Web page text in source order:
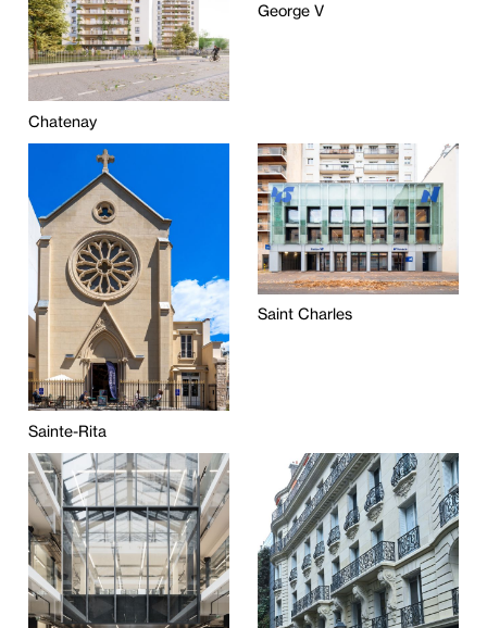
Chatenay
George V
Sainte-Rita
Saint Charles